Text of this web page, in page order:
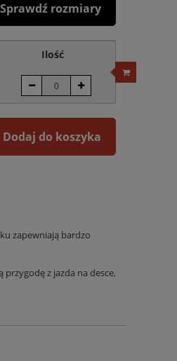
Sprawdź rozmiary
Ilość
Dodaj do koszyka
zapewniają bardzo
z jazda na desce,